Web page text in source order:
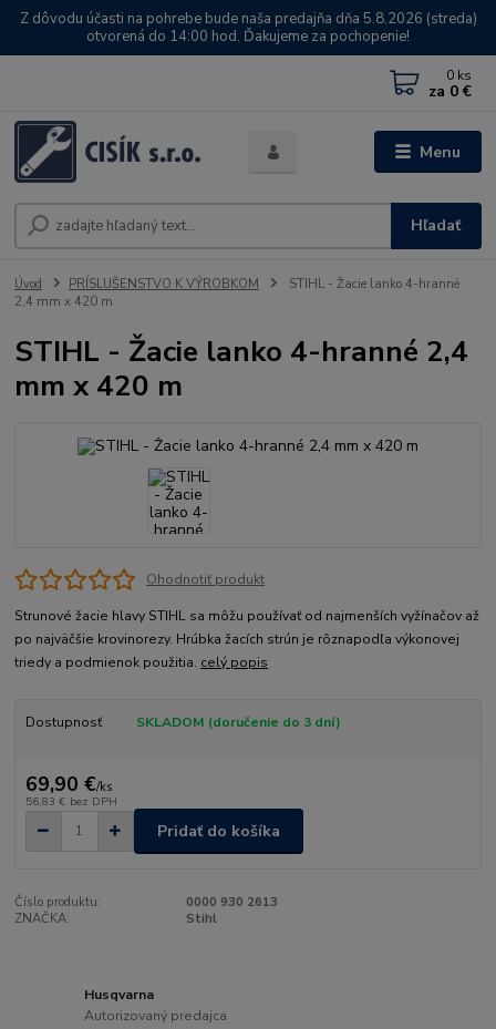
Z dôvodu účasti na pohrebe bude naša predajňa dňa 5.8.2026 (streda)
otvorená do 14:00 hod. Ďakujeme za pochopenie!
Menu
Hľadať
0 ks
za 0 €
Úvod PRÍSLUŠENSTVO K VÝROBKOM
STIHL - Žacie lanko 4-hranné
2,4 mm x 420 m
STIHL - Žacie lanko 4-hranné 2,4
mm x 420 m
Ohodnotiť produkt
Strunové žacie hlavy STIHL sa môžu používať od najmenších vyžínačov až
po najväčšie krovinorezy. Hrúbka žacích strún je rôznapodľa výkonovej
triedy a podmienok použitia. celý popis
Dostupnosť SKLADOM (doručenie do 3 dní)
69,90 €/ks
56,83 € bez DPH
Pridať do košíka
Číslo produktu:
0000 930 2613
ZNAČKA:
Stihl
Husqvarna
Autorizovaný predajca